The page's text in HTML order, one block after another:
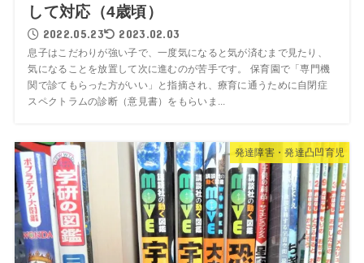
して対応（4歳頃）
2022.05.23 2023.02.03
息子はこだわりが強い子で、一度気になると気が済むまで見たり、
気になることを放置して次に進むのが苦手です。 保育園で「専門機
関で診てもらった方がいい」と指摘され、療育に通うために自閉症
スペクトラムの診断（意見書）をもらいま...
発達障害・発達凸凹育児